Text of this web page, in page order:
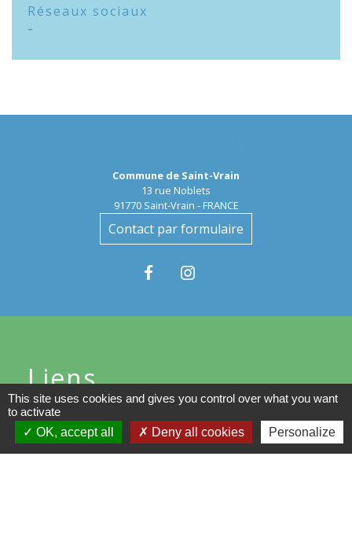
Réseaux sociaux
-
Commune de Saint-Vrain
13 rue Noblets
91770 Saint-Vrain - FRANCE
Contact par formulaire
Liens
Communauté de Communes du
Val d'Essonne
This site uses cookies and gives you control over what you want
to activate
OK, accept all
Deny all cookies Personalize